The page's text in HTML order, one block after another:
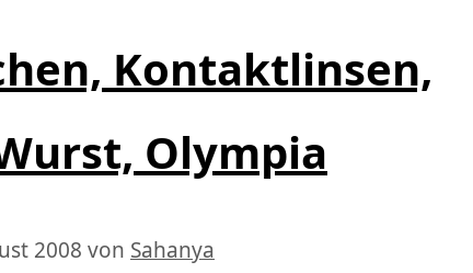
Kontaktlinsen,
Olympia
2008 von Sahanya